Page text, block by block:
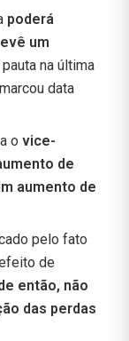
poderá
um
na última
data
o vice-
de
aumento de
pelo fato
de
então, não
das perdas